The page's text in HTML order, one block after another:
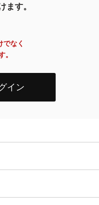
す。
なく
。
イン